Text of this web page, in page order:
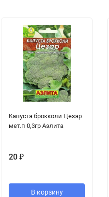
Капуста брокколи Цезар
мет.п 0,3гр Аэлита
20 ₽
В корзину